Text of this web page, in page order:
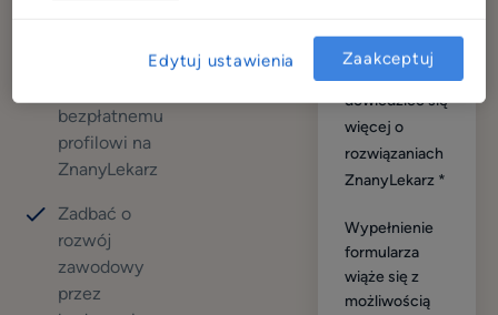
porozmawiać
z doradcą, by
dowiedzieć się
więcej o
rozwiązaniach
ZnanyLekarz
Wypełnienie
formularza
wiąże się z
możliwością
wyszukiwania
bezpłatnemu
profilowi na
ZnanyLekarz
Zadbać o
rozwój
zawodowy
przez
Edytuj ustawienia Zaakceptuj